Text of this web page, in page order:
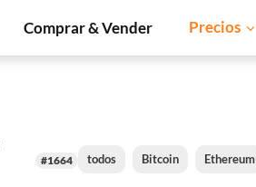
Comprar & Vender Precios
#1664 todos Bitcoin Ethereum